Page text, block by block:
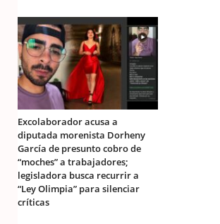
Excolaborador acusa a
diputada morenista Dorheny
García de presunto cobro de
“moches” a trabajadores;
legisladora busca recurrir a
“Ley Olimpia” para silenciar
críticas